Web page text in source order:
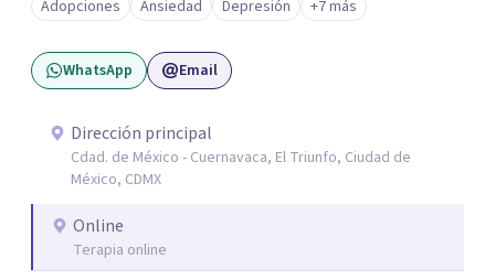
Mi enfoque se basa en la escucha empática, el respeto por
la historia de cada persona y el trabajo conjunto para
desarrollar herramientas que favorezcan el bienestar
que buscar ayuda psicológica es un acto de valentía y
autocuidado. Mi objetivo es acompañarte para que puedas
comprender mejor lo que estás viviendo, fortalecer tus
recursos personales y construir una vida más plena y
congruente con tus necesidades y valores.
Adopciones Ansiedad Depresión +7 más
WhatsApp Email
Dirección principal
Cdad. de México - Cuernavaca, El Triunfo, Ciudad de
México, CDMX
Online
Terapia online